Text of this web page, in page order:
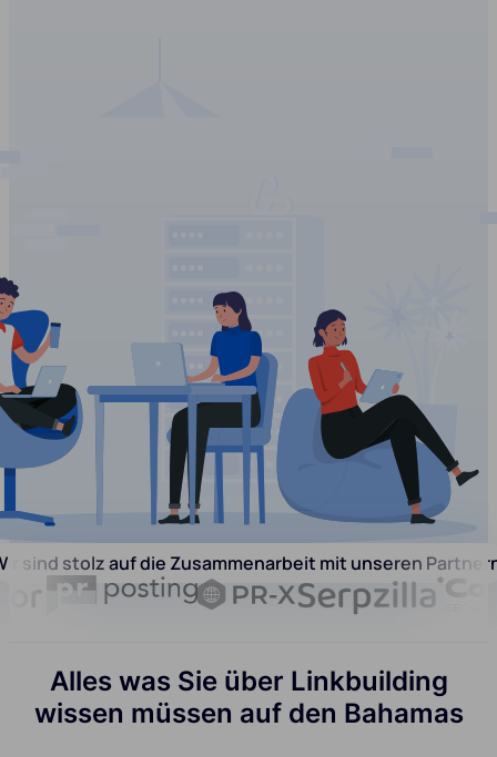
sind stolz auf die Zusammenarbeit mit unseren
Alles was Sie über Linkbuilding
wissen müssen auf den Bahamas